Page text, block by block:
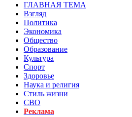
ГЛАВНАЯ ТЕМА
Взгляд
Политика
Экономика
Общество
Образование
Культура
Спорт
Здоровье
Наука и религия
Стиль жизни
СВО
Реклама